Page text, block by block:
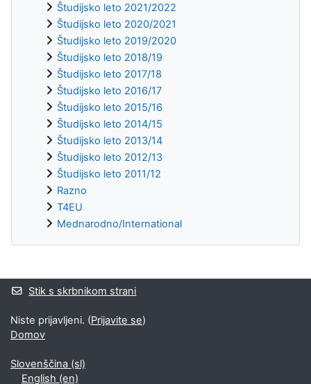
Študijsko leto 2021/2022
Študijsko leto 2020/2021
Študijsko leto 2019/2020
Študijsko leto 2018/19
Študijsko leto 2017/18
Študijsko leto 2016/17
Študijsko leto 2015/16
Študijsko leto 2014/15
Študijsko leto 2013/14
Študijsko leto 2012/13
Študijsko leto 2011/12
Razno
T4EU
Mednarodno/International
Supplementary blocks
Stik s skrbnikom strani
Niste prijavljeni. (Prijavite se)
Domov
Slovenščina ‎(sl)‎
English ‎(en)‎